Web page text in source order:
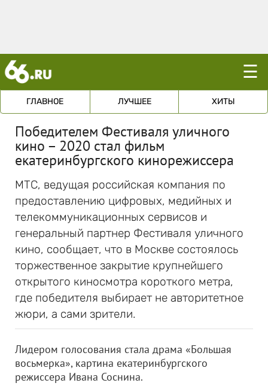
☰
ГЛАВНОЕ ЛУЧШЕЕ ХИТЫ
Победителем Фестиваля уличного
кино – 2020 стал фильм
екатеринбургского кинорежиссера
МТС, ведущая российская компания по
предоставлению цифровых, медийных и
телекоммуникационных сервисов и
генеральный партнер Фестиваля уличного
кино, сообщает, что в Москве состоялось
торжественное закрытие крупнейшего
открытого киносмотра короткого метра,
где победителя выбирает не авторитетное
жюри, а сами зрители.
Лидером голосования стала драма «Большая
восьмерка», картина екатеринбургского
режиссера Ивана Соснина.